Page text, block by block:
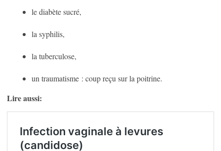
le diabète sucré,
la syphilis,
la tuberculose,
un traumatisme : coup reçu sur la poitrine.
Lire aussi: